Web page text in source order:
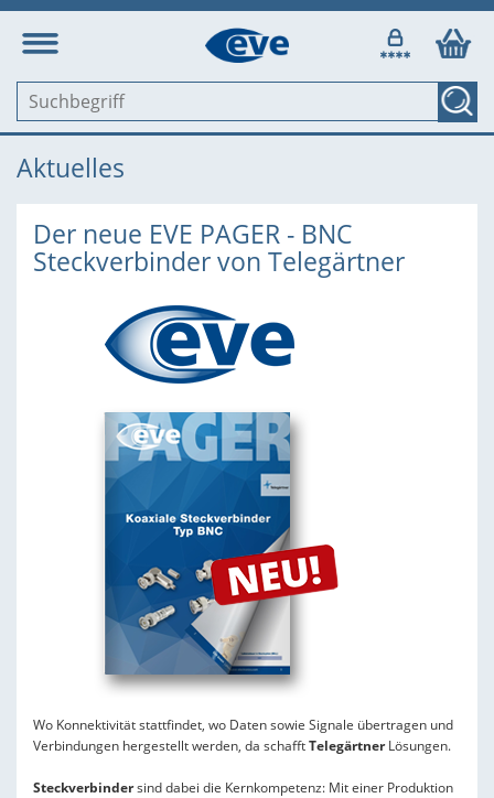
Aktuelles
Der neue EVE PAGER - BNC
Steckverbinder von Telegärtner
Wo Konnektivität stattfindet, wo Daten sowie Signale übertragen und
Verbindungen hergestellt werden, da schafftTelegärtnerLösungen.
Steckverbindersind dabei die Kernkompetenz: Mit einer Produktion